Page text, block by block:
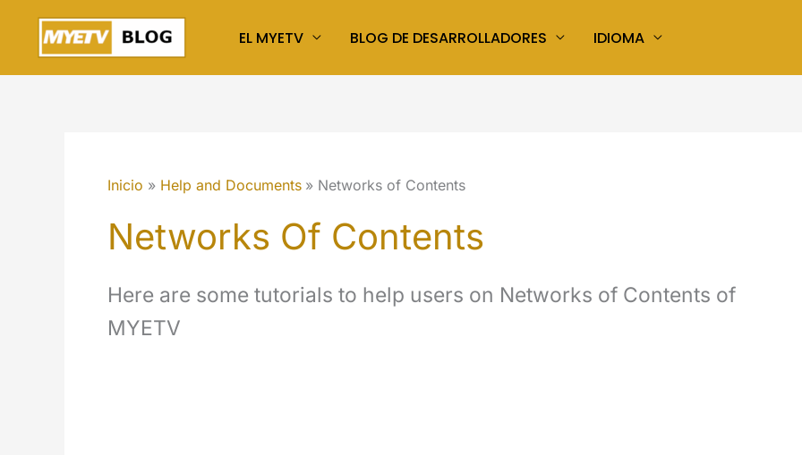
contenido
EL MYETV BLOG DE DESARROLLADORES IDIOMA
Inicio Help and Documents Networks of Contents
Networks Of Contents
Here are some tutorials to help users on Networks of Contents of
MYETV